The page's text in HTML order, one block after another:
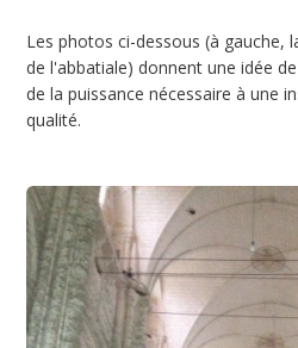
Les photos ci-dessous (à gauche,
de l'abbatiale) donnent une idée
de la puissance nécessaire à une
qualité.